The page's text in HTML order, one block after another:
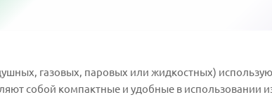
газовых, паровых или жидкостных)
собой компактные и удобные в использовании